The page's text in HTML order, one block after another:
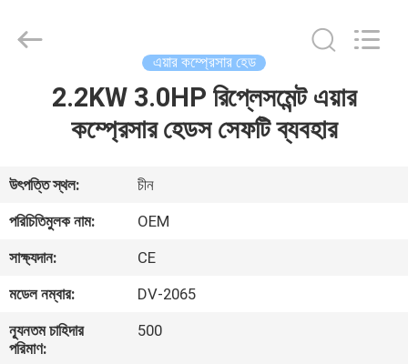
আমাদের
সম্পর্কে
কারখানা
পরিদর্শন
Machinery
এয়ার কম্প্রেসার হেড
2.2KW 3.0HP রিপ্লেসমেন্ট এয়ার
কম্প্রেসার হেডস সেফটি ব্যবহার
উৎপত্তি স্থল:
চীন
পরিচিতিমুলক নাম:
OEM
সাক্ষ্যদান:
CE
মডেল নম্বার:
DV-2065
ন্যূনতম চাহিদার
পরিমাণ:
500